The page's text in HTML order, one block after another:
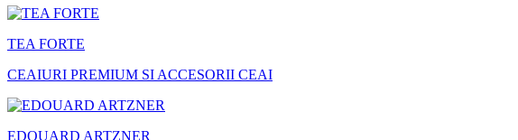
TEA FORTE
CEAIURI PREMIUM SI ACCESORII CEAI
EDOUARD ARTZNER